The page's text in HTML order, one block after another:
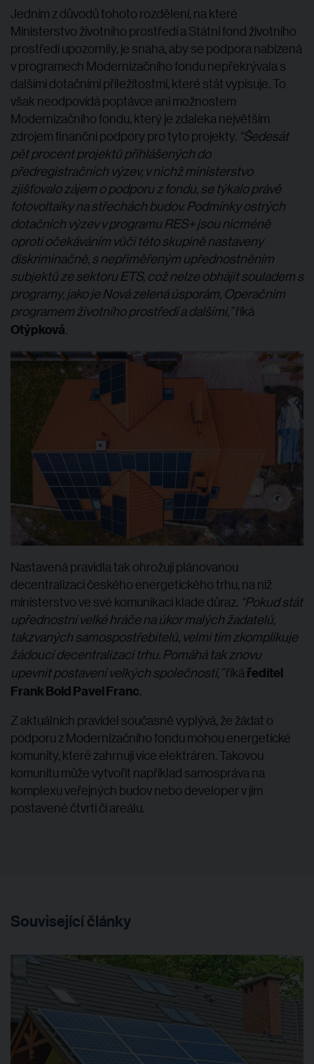
Jedním z důvodů tohoto rozdělení, na které
Ministerstvo životního prostředí a Státní fond životního
prostředí upozornily, je snaha, aby se podpora nabízená
v programech Modernizačního fondu nepřekrývala s
dalšími dotačními příležitostmi, které stát vypisuje. To
však neodpovídá poptávce ani možnostem
Modernizačního fondu, který je zdaleka největším
zdrojem finanční podpory pro tyto projekty. “Šedesát
pět procent projektů přihlášených do
předregistračních výzev, v nichž ministerstvo
zjišťovalo zájem o podporu z fondu, se týkalo právě
fotovoltaiky na střechách budov. Podmínky ostrých
dotačních výzev v programu RES+ jsou nicméně
oproti očekáváním vůči této skupině nastaveny
diskriminačně, s nepřiměřeným upřednostněním
subjektů ze sektoru ETS, což nelze obhájit souladem s
programy, jako je Nová zelená úsporám, Operačním
programem životního prostředí a dalšími,”říká
Otýpková.
Nastavená pravidla tak ohrožují plánovanou
decentralizaci českého energetického trhu, na niž
ministerstvo ve své komunikaci klade důraz. “Pokud stát
upřednostní velké hráče na úkor malých žadatelů,
takzvaných samospostřebitelů, velmi tím zkomplikuje
žádoucí decentralizaci trhu. Pomáhá tak znovu
upevnit postavení velkých společností,”říká ředitel
Frank Bold Pavel Franc.
Z aktuálních pravidel současně vyplývá, že žádat o
podporu z Modernizačního fondu mohou energetické
komunity, které zahrnují více elektráren. Takovou
komunitu může vytvořit například samospráva na
komplexu veřejných budov nebo developer v jím
postavené čtvrti či areálu.
Související články